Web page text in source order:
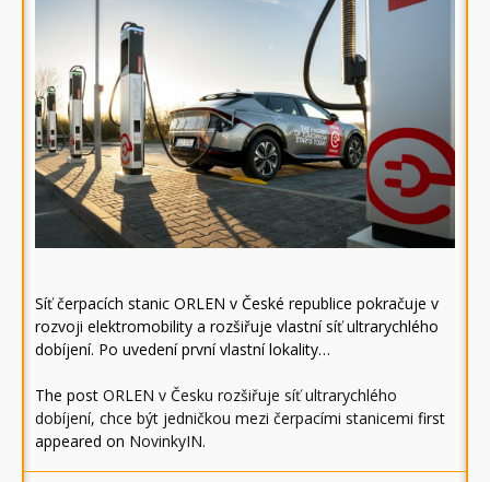
Síť čerpacích stanic ORLEN v České republice pokračuje v
rozvoji elektromobility a rozšiřuje vlastní síť ultrarychlého
dobíjení. Po uvedení první vlastní lokality…
The post ORLEN v Česku rozšiřuje síť ultrarychlého
dobíjení, chce být jedničkou mezi čerpacími stanicemi first
appeared on NovinkyIN.